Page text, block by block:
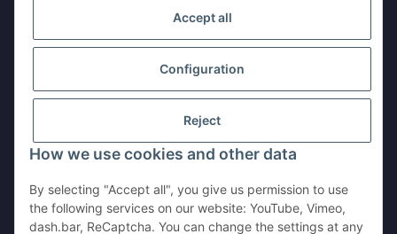
Accept all
Configuration
Reject
How we use cookies and other data
By selecting "Accept all", you give us permission to use
the following services on our website: YouTube, Vimeo,
dash.bar, ReCaptcha. You can change the settings at any
Withdraw contract